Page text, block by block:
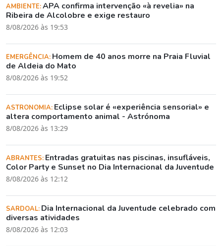
AMBIENTE:APA confirma intervenção «à revelia» na
Ribeira de Alcolobre e exige restauro
8/08/2026 às 19:53
EMERGÊNCIA: Homem de 40 anos morre na Praia Fluvial
de Aldeia do Mato
8/08/2026 às 19:52
ASTRONOMIA: Eclipse solar é «experiência sensorial» e
altera comportamento animal - Astrónoma
8/08/2026 às 13:29
ABRANTES: Entradas gratuitas nas piscinas, insufláveis,
Color Party e Sunset no Dia Internacional da Juventude
8/08/2026 às 12:12
SARDOAL: Dia Internacional da Juventude celebrado com
diversas atividades
8/08/2026 às 12:03